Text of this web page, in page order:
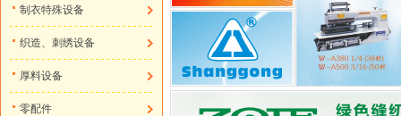
制衣特殊设备
织造、刺绣设备
厚料设备
零配件